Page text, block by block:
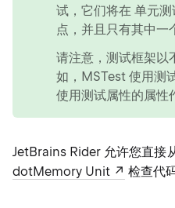
试，它们将在 单元
点，并且只有其中一
请注意，测试框架以
如，MSTest 使用测
使用测试属性的属性
JetBrains Rider 允许您直接
dotMemory Unit
检查代